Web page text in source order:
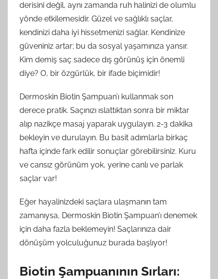
derisini değil, aynı zamanda ruh halinizi de olumlu
yönde etkilemesidir. Güzel ve sağlıklı saçlar,
kendinizi daha iyi hissetmenizi sağlar. Kendinize
güveniniz artar; bu da sosyal yaşamınıza yansır.
Kim demiş saç sadece dış görünüş için önemli
diye? O, bir özgürlük, bir ifade biçimidir!
Dermoskin Biotin Şampuan’ı kullanmak son
derece pratik. Saçınızı ıslattıktan sonra bir miktar
alıp nazikçe masaj yaparak uygulayın. 2-3 dakika
bekleyin ve durulayın. Bu basit adımlarla birkaç
hafta içinde fark edilir sonuçlar görebilirsiniz. Kuru
ve cansız görünüm yok, yerine canlı ve parlak
saçlar var!
Eğer hayalinizdeki saçlara ulaşmanın tam
zamanıysa, Dermoskin Biotin Şampuan’ı denemek
için daha fazla beklemeyin! Saçlarınıza dair
dönüşüm yolculuğunuz burada başlıyor!
Biotin Şampuanının Sırları: